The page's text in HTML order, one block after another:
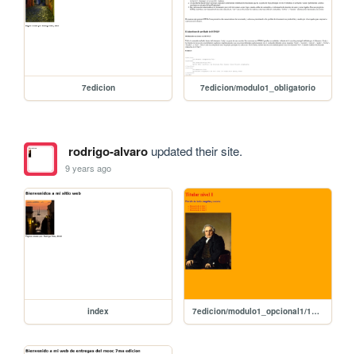
7edicion 7edicion/modulo1_obligatorio
rodrigo-alvaroupdated their site.
9 years ago
index 7edicion/modulo1_opcional1/10-mi_primera_pagina_con_imagen